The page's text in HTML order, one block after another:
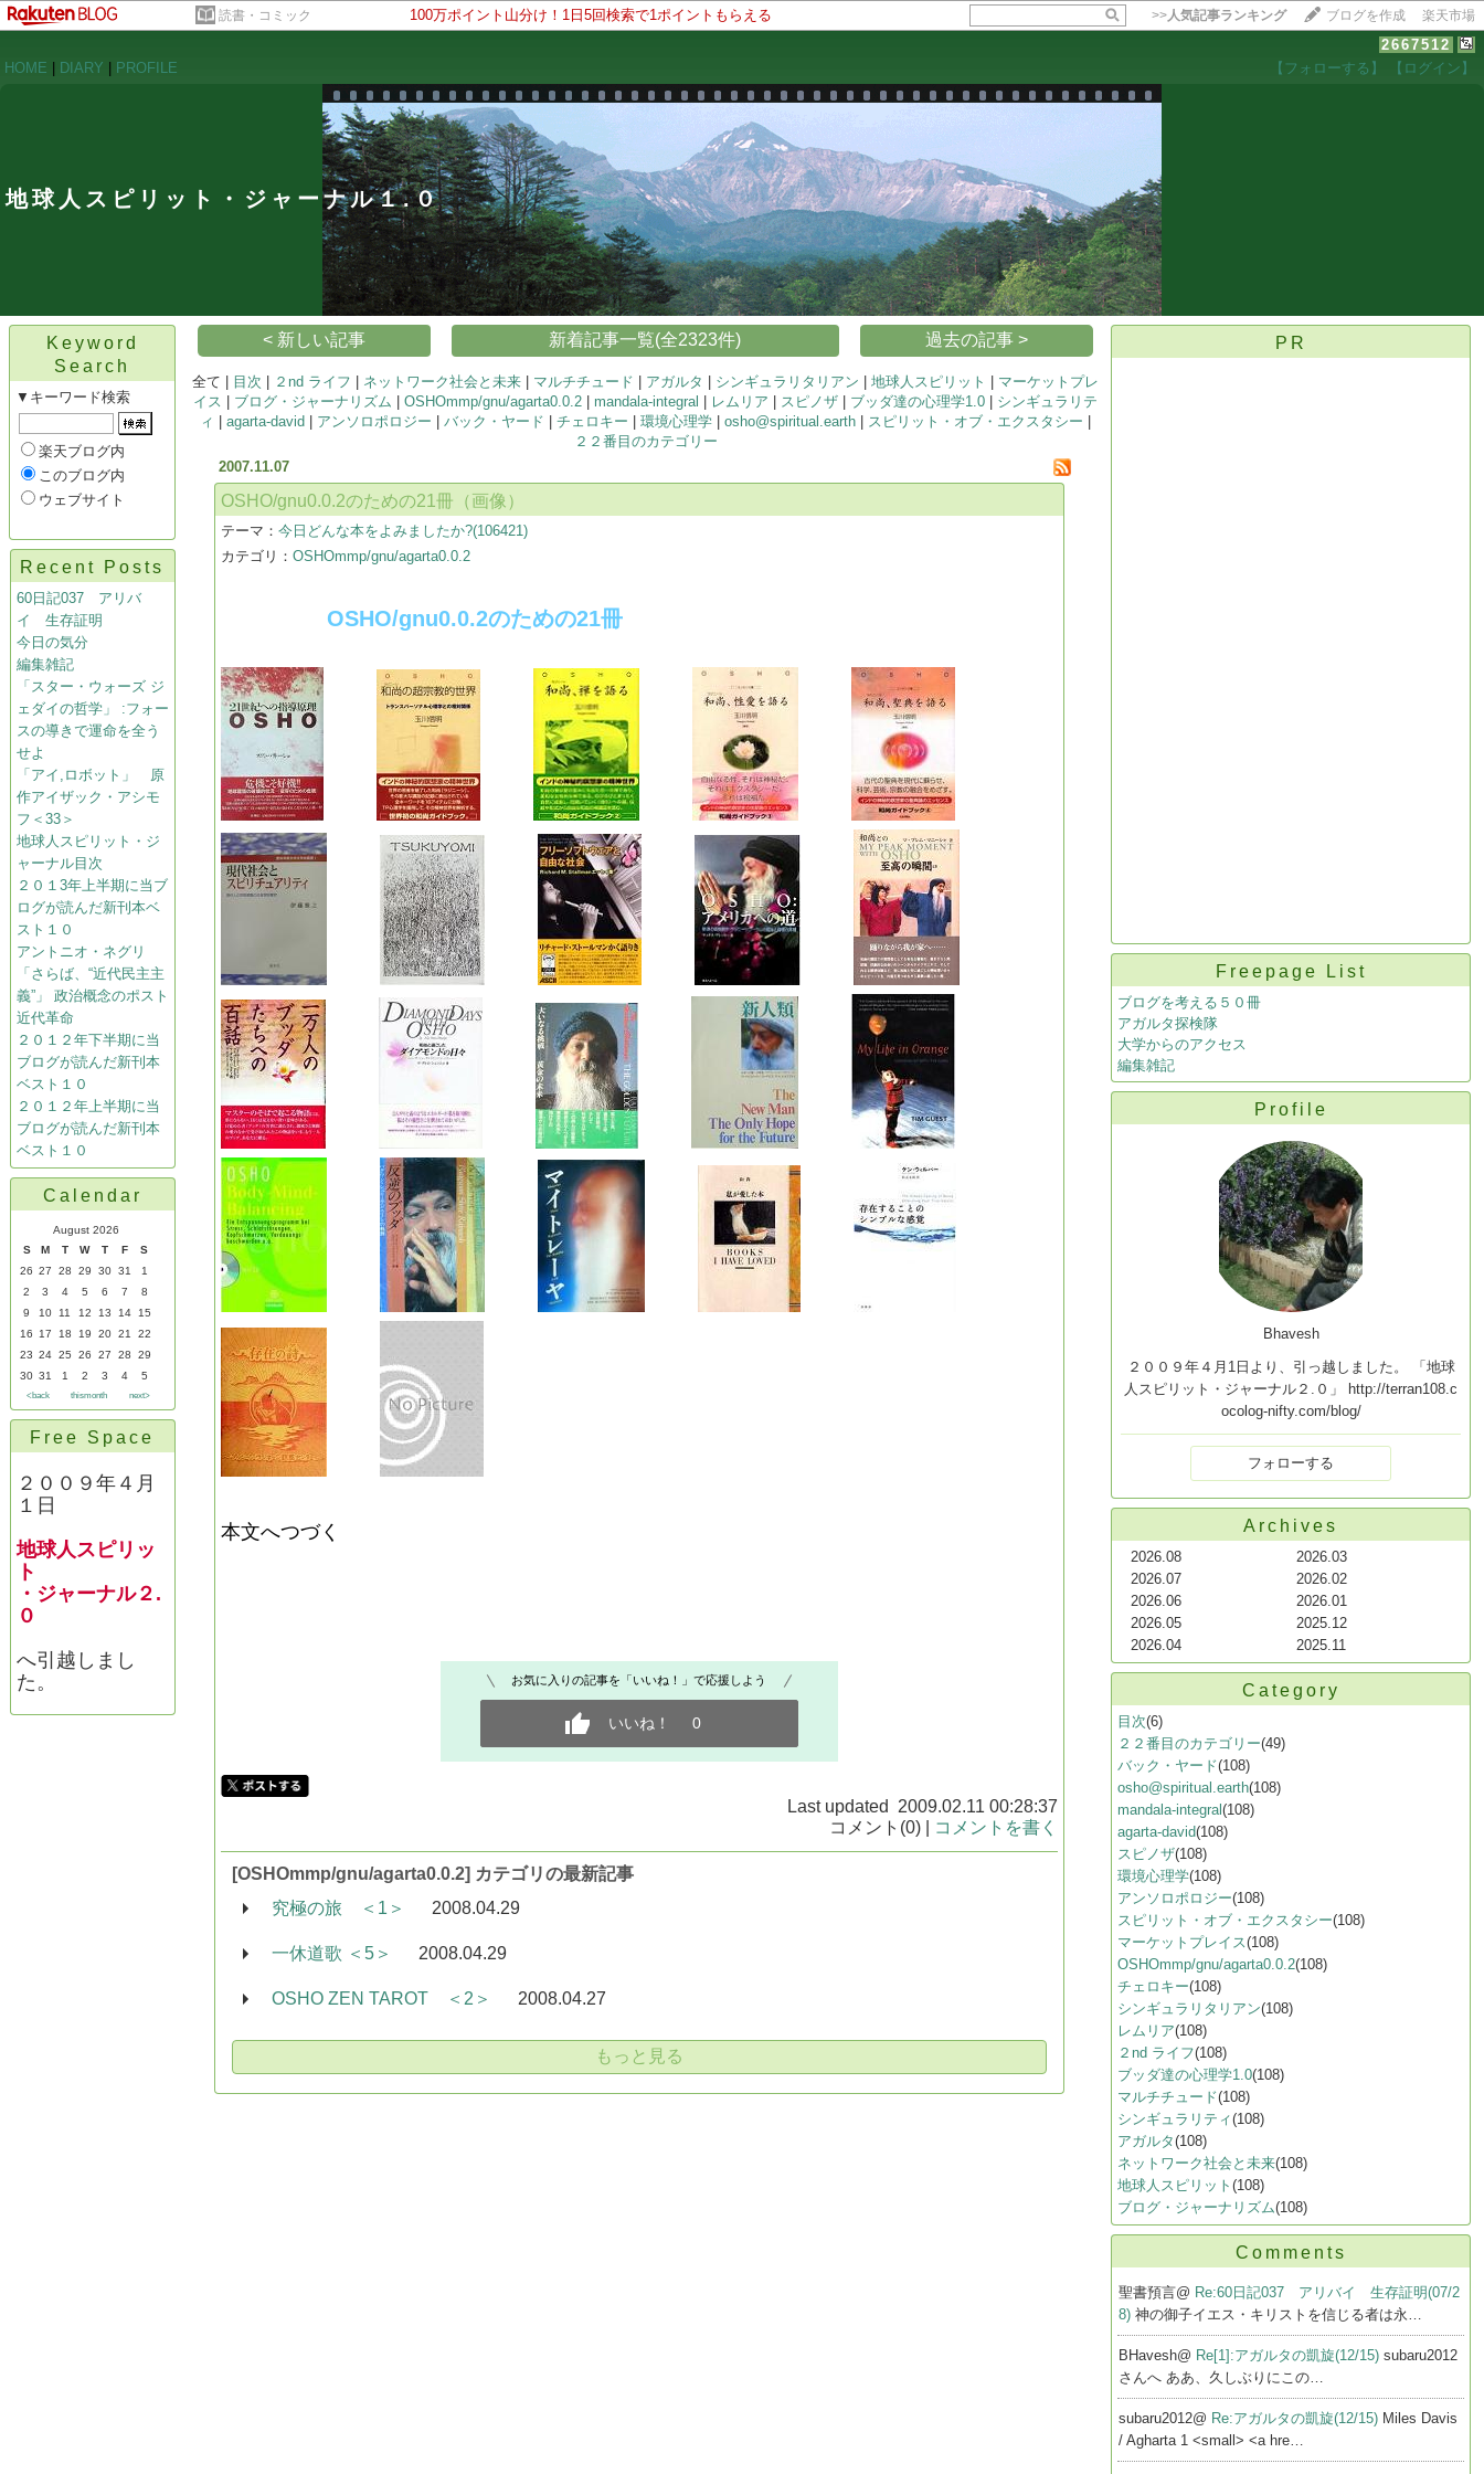
読書・コミック 100万ポイント山分け！1日5回検索で1ポイントもらえる >>人気記事ランキング ブログを作成 楽天市場
2667512
HOME
DIARY PROFILE 【フォローする】 【ログイン】
地球人スピリット・ジャーナル１.０
Keyword
Search
▼キーワード検索
楽天ブログ内
このブログ内
ウェブサイト
Recent Posts
60日記037 アリバ
イ 生存証明
今日の気分
編集雑記
「スター・ウォーズ ジ
ェダイの哲学」 :フォー
スの導きで運命を全う
せよ
「アイ,ロボット」 原
作アイザック・アシモ
フ＜33＞
地球人スピリット・ジ
ャーナル目次
２０１3年上半期に当ブ
ログが読んだ新刊本ベ
スト１０
アントニオ・ネグリ
「さらば、“近代民主主
義”」 政治概念のポスト
近代革命
２０１２年下半期に当
ブログが読んだ新刊本
ベスト１０
２０１２年上半期に当
ブログが読んだ新刊本
ベスト１０
Calendar
August 2026
S
M T W T F
S
26 27 28 29 30 31
1
2
3 4 5 6 7
8
9
10 11 12 13 14
15
16
17 18 19 20 21
22
23 24 25 26 27 28
29
30 31 1 2 3 4 5
<back thismonth next>
Free Space
２００９年４月
１日
地球人スピリッ
ト
・ジャーナル２.
０
へ引越しまし
た。
< 新しい記事 新着記事一覧(全2323件) 過去の記事 >
全て | 目次 ２nd ライフ ネットワーク社会と未来 マルチチュード アガルタ シンギュラリタリアン 地球人スピリット
マーケットプレ
イス
ブログ・ジャーナリズム OSHOmmp/gnu/agarta0.0.2 mandala-integral レムリア スピノザ ブッダ達の心理学1.0
シンギュラリテ
ィ
agarta-david アンソロポロジー バック・ヤード チェロキー 環境心理学 osho@spiritual.earth スピリット・オブ・エクスタシー
２２番目のカテゴリー
2007.11.07
OSHO/gnu0.0.2のための21冊（画像）
テーマ： 今日どんな本をよみましたか?(106421)
カテゴリ： OSHOmmp/gnu/agarta0.0.2
OSHO/gnu0.0.2のための21冊
本文へつづく
お気に入りの記事を「いいね！」で応援しよう
いいね！ 0
Last updated 2009.02.11 00:28:37
コメント(0) |
コメントを書く
[OSHOmmp/gnu/agarta0.0.2] カテゴリの最新記事
究極の旅 ＜1＞
2008.04.29
一休道歌 ＜5＞ 2008.04.29
OSHO ZEN TAROT ＜2＞ 2008.04.27
もっと見る
PR
Freepage List
ブログを考える５０冊
アガルタ探検隊
大学からのアクセス
編集雑記
Profile
Bhavesh
２００９年４月1日より、引っ越しました。 「地球
人スピリット・ジャーナル２.０」 http://terran108.c
ocolog-nifty.com/blog/
フォローする
Archives
2026.08
2026.07
2026.06
2026.05
2026.04
2026.03
2026.02
2026.01
2025.12
2025.11
Category
目次(6)
２２番目のカテゴリー(49)
バック・ヤード(108)
osho@spiritual.earth(108)
mandala-integral(108)
agarta-david(108)
スピノザ(108)
環境心理学(108)
アンソロポロジー(108)
スピリット・オブ・エクスタシー(108)
マーケットプレイス(108)
OSHOmmp/gnu/agarta0.0.2(108)
チェロキー(108)
シンギュラリタリアン(108)
レムリア(108)
２nd ライフ(108)
ブッダ達の心理学1.0(108)
マルチチュード(108)
シンギュラリティ(108)
アガルタ(108)
ネットワーク社会と未来(108)
地球人スピリット (108)
ブログ・ジャーナリズム(108)
Comments
聖書預言@ Re:60日記037 アリバイ 生存証明(07/2
8) 神の御子イエス・キリストを信じる者は永…
BHavesh@ Re[1]:アガルタの凱旋(12/15) subaru2012
さんへ ああ、久しぶりにこの…
subaru2012@ Re:アガルタの凱旋(12/15) Miles Davis
/ Agharta 1 <small> <a hre…